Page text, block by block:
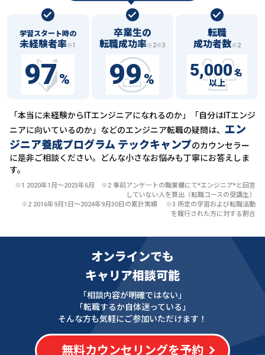
学習スタート時の
未経験者率※1
97%
卒業生の
転職成功率※2※3
99%
転職
成功者数※2
5,000 名
以上
「本当に未経験からITエンジニアになれるのか」「自分はITエンジ
ニアに向いているのか」などのエンジニア転職の疑問は、 エン
ジニア養成プログラム テックキャンプのカウンセラー
に是非ご相談ください。どんな小さなお悩みも丁寧にお答えしま
す。
※1 2020年1月〜2023年6月 ※2 事前アンケートの職業欄にて*エンジニア*と回答
していない人を算出（転職コースの受講生）
※2 2016年9月1日〜2024年9月30日の累計実績 ※3 所定の学習および転職活動
を履行された方に対する割合
オンラインでも
キャリア相談可能
「相談内容が明確ではない」
「転職するか自体迷っている」
そんな方も気軽にご参加いただけます！
無料カウンセリングを予約